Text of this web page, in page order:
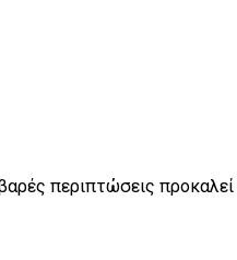
περιπτώσεις